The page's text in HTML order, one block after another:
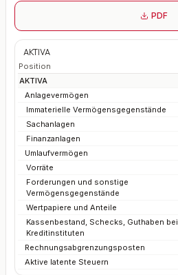
PDF
AKTIVA
Position
AKTIVA
Anlagevermögen
Immaterielle Vermögensgegenstände
Sachanlagen
Finanzanlagen
Umlaufvermögen
Vorräte
Forderungen und sonstige
Vermögensgegenstände
Wertpapiere und Anteile
Kassenbestand, Schecks, Guthaben bei
Kreditinstituten
Rechnungsabgrenzungsposten
Aktive latente Steuern